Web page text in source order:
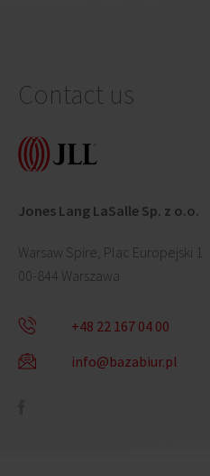
Contact us
Jones Lang LaSalle Sp. z o.o.
Warsaw Spire, Plac Europejski 1
00-844 Warszawa
+48 22 167 04 00
info@bazabiur.pl